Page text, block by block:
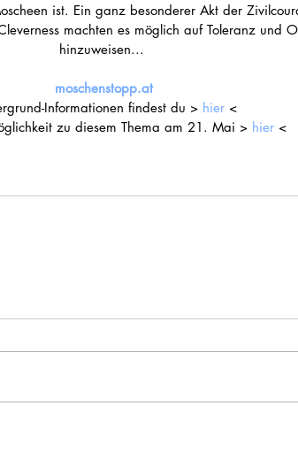
ist. Ein ganz besonderer Akt der
machten es möglich auf Toleranz und
hinzuweisen...
moschenstopp.at
Informationen findest du > hier <
zu diesem Thema am 21. Mai > hier <